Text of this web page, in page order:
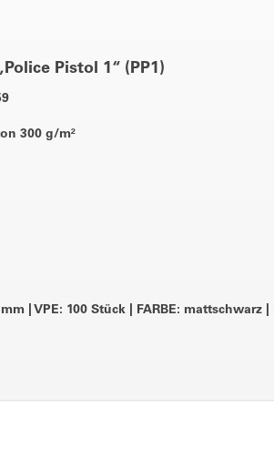
Pistol 1“ (PP1)
300 g/m²
mm VPE: 100 Stück FARBE: mattschwarz